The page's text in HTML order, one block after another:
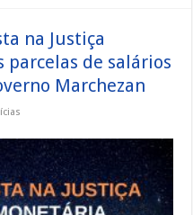
na Justiça
parcelas de salários
Marchezan